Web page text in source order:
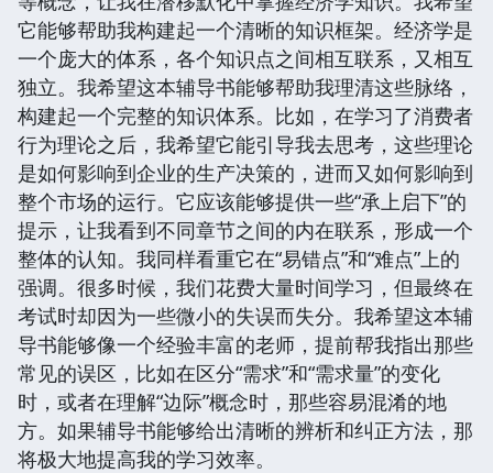
它能够帮助我构建起一个清晰的知识框架。经济学是
一个庞大的体系，各个知识点之间相互联系，又相互
独立。我希望这本辅导书能够帮助我理清这些脉络，
构建起一个完整的知识体系。比如，在学习了消费者
行为理论之后，我希望它能引导我去思考，这些理论
是如何影响到企业的生产决策的，进而又如何影响到
整个市场的运行。它应该能够提供一些“承上启下”的
提示，让我看到不同章节之间的内在联系，形成一个
整体的认知。我同样看重它在“易错点”和“难点”上的
强调。很多时候，我们花费大量时间学习，但最终在
考试时却因为一些微小的失误而失分。我希望这本辅
导书能够像一个经验丰富的老师，提前帮我指出那些
常见的误区，比如在区分“需求”和“需求量”的变化
时，或者在理解“边际”概念时，那些容易混淆的地
方。如果辅导书能够给出清晰的辨析和纠正方法，那
将极大地提高我的学习效率。